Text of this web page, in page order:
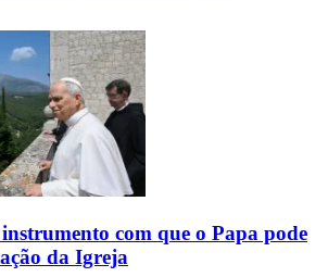
com que o Papa pode
da Igreja